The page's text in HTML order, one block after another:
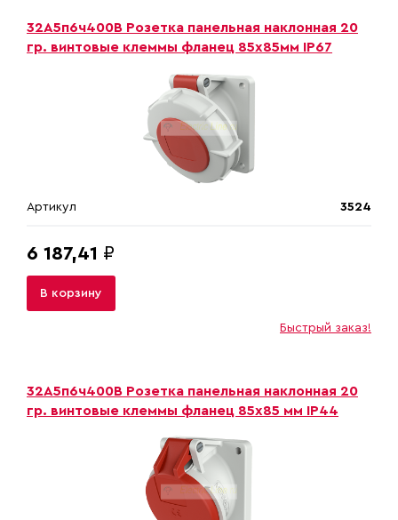
32A5п6ч400B Розетка панельная наклонная 20
гр. винтовые клеммы фланец 85х85мм IP67
Артикул 3524
6 187,41 ₽
В корзину
Быстрый заказ!
32A5п6ч400B Розетка панельная наклонная 20
гр. винтовые клеммы фланец 85х85 мм IP44